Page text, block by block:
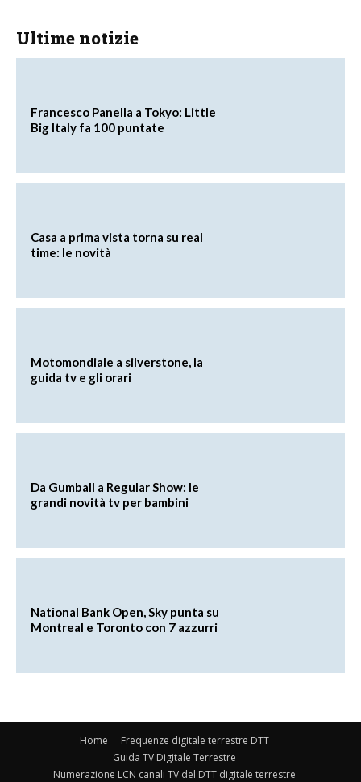
Ultime notizie
Francesco Panella a Tokyo: Little
Big Italy fa 100 puntate
Casa a prima vista torna su real
time: le novità
Motomondiale a silverstone, la
guida tv e gli orari
Da Gumball a Regular Show: le
grandi novità tv per bambini
National Bank Open, Sky punta su
Montreal e Toronto con 7 azzurri
Home
Frequenze digitale terrestre DTT
Guida TV Digitale Terrestre
Numerazione LCN canali TV del DTT digitale terrestre